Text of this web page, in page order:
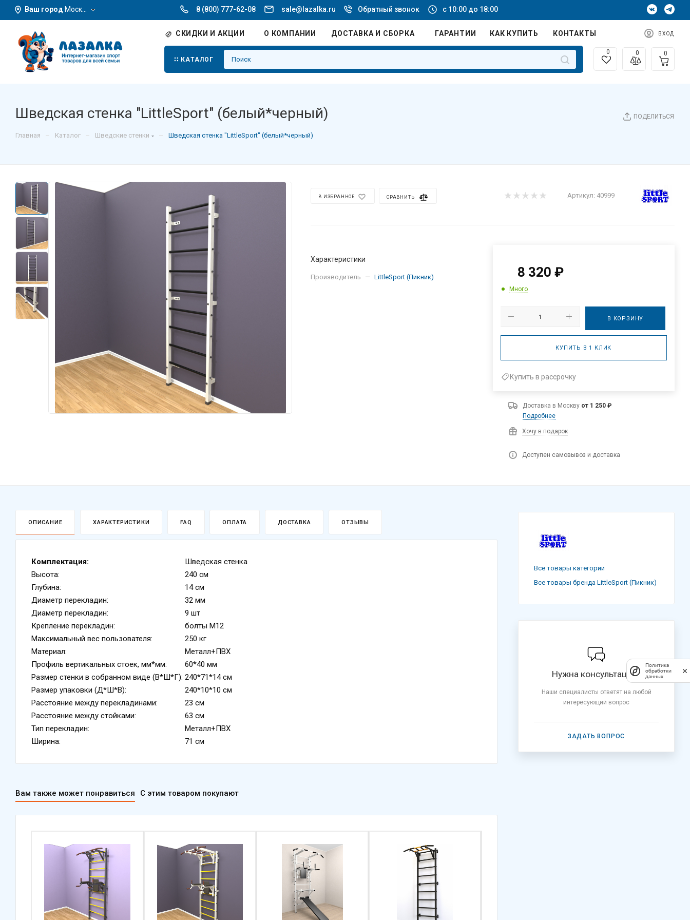
Ваш город Москва 8 (800) 777-62-08 sale@lazalka.ru Обратный звонок с 10:00 до 18:00
СКИДКИ И АКЦИИ О КОМПАНИИ ДОСТАВКА И СБОРКА ГАРАНТИИ КАК КУПИТЬ КОНТАКТЫ ВХОД
КАТАЛОГ
0 0 0
ПОДЕЛИТЬСЯ
Шведская стенка "LittleSport" (белый*черный)
Главная – Каталог – Шведские стенки – Шведская стенка "LittleSport" (белый*черный)
В ИЗБРАННОЕ СРАВНИТЬ Артикул: 40999
Характеристики
Производитель — LittleSport (Пикник) 8 320 ₽
Много
В КОРЗИНУ
КУПИТЬ В 1 КЛИК
Купить в рассрочку
Доставка в Москву от 1 250 ₽
Подробнее
Хочу в подарок
Доступен самовывоз и доставка
ОПИСАНИЕ ХАРАКТЕРИСТИКИ FAQ ОПЛАТА ДОСТАВКА ОТЗЫВЫ
Комплектация:
Шведская стенка
Высота:
240 см
Глубина:
14 см
Диаметр перекладин:
32 мм
Диаметр перекладин:
9 шт
Крепление перекладин:
болты М12
Максимальный вес пользователя:
250 кг
Материал:
Металл+ПВХ
Профиль вертикальных стоек, мм*мм:
60*40 мм
Размер стенки в собранном виде (В*Ш*Г): 240*71*14 см
Размер упаковки (Д*Ш*В):
240*10*10 см
Расстояние между перекладинами:
23 см
Расстояние между стойками:
63 см
Тип перекладин:
Металл+ПВХ
Ширина:
71 см
Вам также может понравиться С этим товаром покупают
Все товары категории
Все товары бренда LittleSport (Пикник)
Нужна консультация?
Наши специалисты ответят на любой
интересующий вопрос
ЗАДАТЬ ВОПРОС
Политика
обработки
данных